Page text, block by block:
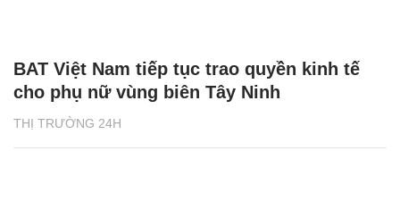
THỊ TRƯỜNG 24H
BAT Việt Nam tiếp tục trao quyền kinh tế
cho phụ nữ vùng biên Tây Ninh